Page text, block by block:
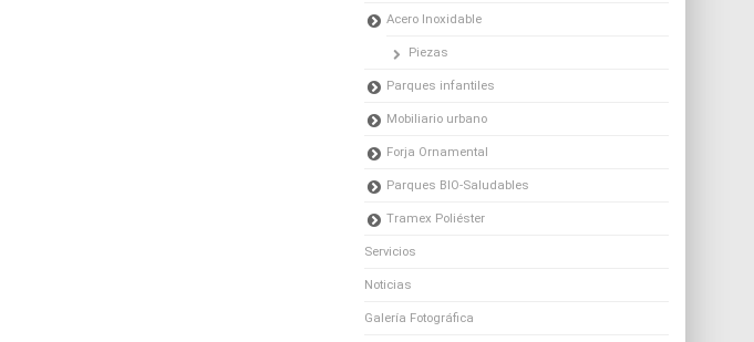
Acero Inoxidable
Piezas
Parques infantiles
Mobiliario urbano
Forja Ornamental
Parques BIO-Saludables
Tramex Poliéster
Servicios
Noticias
Galería Fotográfica